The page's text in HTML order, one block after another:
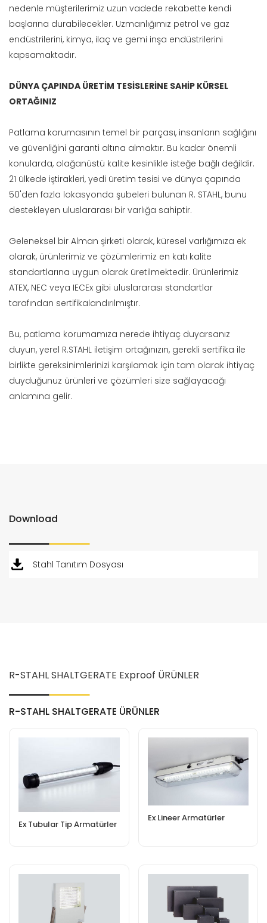
nedenle müşterilerimiz uzun vadede rekabette kendi
başlarına durabilecekler. Uzmanlığımız petrol ve gaz
endüstrilerini, kimya, ilaç ve gemi inşa endüstrilerini
kapsamaktadır.
DÜNYA ÇAPINDA ÜRETİM TESİSLERİNE SAHİP KÜRSEL
ORTAĞINIZ
Patlama korumasının temel bir parçası, insanların sağlığını
ve güvenliğini garanti altına almaktır. Bu kadar önemli
konularda, olağanüstü kalite kesinlikle isteğe bağlı değildir.
21 ülkede iştirakleri, yedi üretim tesisi ve dünya çapında
50'den fazla lokasyonda şubeleri bulunan R. STAHL, bunu
destekleyen uluslararası bir varlığa sahiptir.
Geleneksel bir Alman şirketi olarak, küresel varlığımıza ek
olarak, ürünlerimiz ve çözümlerimiz en katı kalite
standartlarına uygun olarak üretilmektedir. Ürünlerimiz
ATEX, NEC veya IECEx gibi uluslararası standartlar
tarafından sertifikalandırılmıştır.
Bu, patlama korumamıza nerede ihtiyaç duyarsanız
duyun, yerel R.STAHL iletişim ortağınızın, gerekli sertifika ile
birlikte gereksinimlerinizi karşılamak için tam olarak ihtiyaç
duyduğunuz ürünleri ve çözümleri size sağlayacağı
anlamına gelir.
Download
Stahl Tanıtım Dosyası
R-STAHL SHALTGERATE Exproof ÜRÜNLER
R-STAHL SHALTGERATE ÜRÜNLER
Ex Tubular Tip Armatürler
Ex Lineer Armatürler